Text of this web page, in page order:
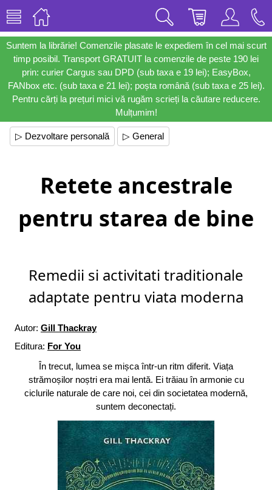
Suntem la librărie! Comenzile plasate le expediem în cel mai scurt
timp posibil. Transport GRATUIT la comenzile de peste 190 lei
prin: curier Cargus sau DPD (sub taxa e 19 lei); EasyBox,
FANbox etc. (sub taxa e 21 lei); poșta română (sub taxa e 25 lei).
Pentru cărți la prețuri mici vă rugăm scrieți la căutare reducere.
Mulțumim!
▷ Dezvoltare personală ▷ General
Retete ancestrale
pentru starea de bine
Remedii si activitati traditionale
adaptate pentru viata moderna
Autor: Gill Thackray
Editura: For You
În trecut, lumea se mișca într-un ritm diferit. Viața
strămoșilor noștri era mai lentă. Ei trăiau în armonie cu
ciclurile naturale de care noi, cei din societatea modernă,
suntem deconectați.